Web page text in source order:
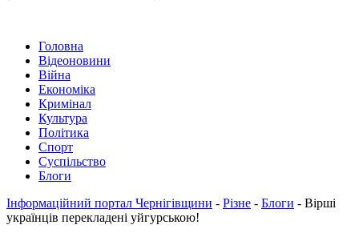
Головна
Відеоновини
Війна
Економіка
Кримінал
Культура
Політика
Спорт
Суспільство
Блоги
Інформаційний портал Чернігівщини - Різне - Блоги - Вірші
українців перекладені уйгурською!